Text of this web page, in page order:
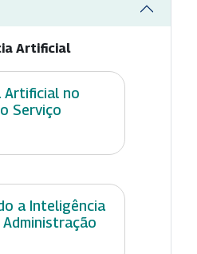
Artificial
Artificial no
Serviço
a Inteligência